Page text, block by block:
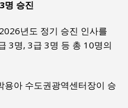
명 승진
년도 정기 승진 인사를
3명, 3급 3명 등 총 10명의
용아 수도권광역센터장이 승